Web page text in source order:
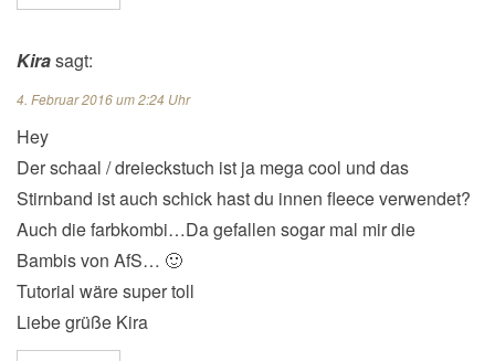
Kirasagt:
4. Februar 2016 um 2:24 Uhr
Hey
Der schaal / dreieckstuch ist ja mega cool und das
Stirnband ist auch schick hast du innen fleece verwendet?
Auch die farbkombi…Da gefallen sogar mal mir die
Bambis von AfS… 🙂
Tutorial wäre super toll
Liebe grüße Kira